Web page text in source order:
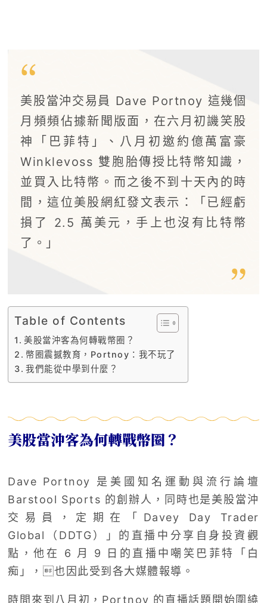
美股當沖交易員 Dave Portnoy 這幾個
月頻頻佔據新聞版面，在六月初譏笑股
神「巴菲特」、八月初邀約億萬富豪
Winklevoss 雙胞胎傳授比特幣知識，
並買入比特幣。而之後不到十天內的時
間，這位美股網紅發文表示：「已經虧
損了 2.5 萬美元，手上也沒有比特幣
了。」
Table of Contents
美股當沖客為何轉戰幣圈？
幣圈震撼教育，Portnoy：我不玩了
我們能從中學到什麼？
美股當沖客為何轉戰幣圈？
Dave Portnoy 是美國知名運動與流行論壇
Barstool Sports 的創辦人，同時也是美股當沖
交易員，定期在「Davey Day Trader
Global（DDTG）」的直播中分享自身投資觀
點，他在 6 月 9 日的直播中嘲笑巴菲特「白
痴」，也因此受到各大媒體報導。
時間來到八月初，Portnoy 的直播話題開始圍繞